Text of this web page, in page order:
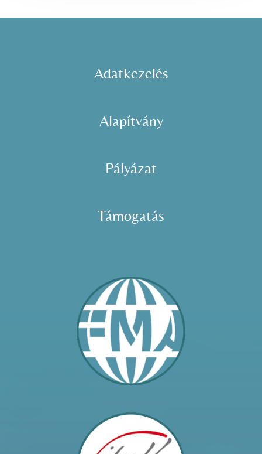
Adatkezelés
Alapítvány
Pályázat
Támogatás